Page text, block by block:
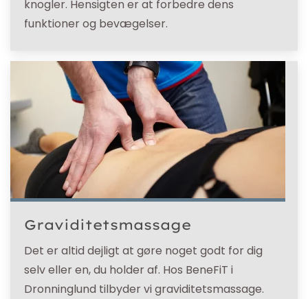
knogler. Hensigten er at forbedre dens
funktioner og bevægelser.
Graviditetsmassage
Det er altid dejligt at gøre noget godt for dig
selv eller en, du holder af. Hos BeneFiT i
Dronninglund tilbyder vi graviditetsmassage.